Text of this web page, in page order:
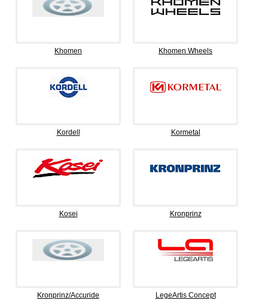
Khomen Khomen Wheels
Kordell Kormetal
Kosei Kronprinz
Kronprinz/Accuride LegeArtis Concept